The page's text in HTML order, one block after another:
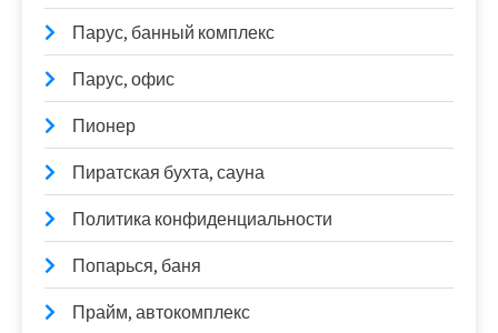
Парус, банный комплекс
Парус, офис
Пионер
Пиратская бухта, сауна
Политика конфиденциальности
Попарься, баня
Прайм, автокомплекс